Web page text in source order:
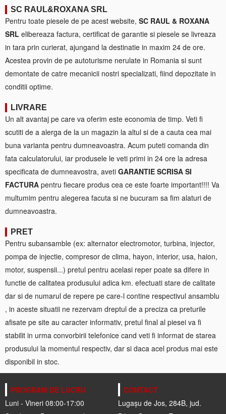
SC RAUL&ROXANA SRL
Pentru toate piesele de pe acest website, SC RAUL & ROXANA
SRL elibereaza factura, certificat de garantie si piesele se livreaza
in tara prin curierat, ajungand la destinatie in maxim 24 de ore.
Acestea provin de pe autoturisme nerulate in Romania si sunt
demontate de catre mecanicii nostri specializati, fiind depozitate in
conditii optime.
LIVRARE
Un alt avantaj pe care va oferim este economia de timp. Veti fi
scutiti de a alerga de la un magazin la altul si de a cauta cea mai
buna varianta pentru dumneavoastra. Acum puteti comanda din
fata calculatorului, iar produsele le veti primi in 24 ore la adresa
specificata de dumneavostra, aveti GARANTIE SCRISA SI
FACTURA pentru fiecare produs cea ce este foarte important!!!! Va
multumim pentru alegerea facuta si ne bucuram sa fim alaturi de
dumneavoastra.
PRET
Pentru subansamble (ex: alternator electromotor, turbina, injector,
pompa de injectie, compresor de clima, hayon, interior, usa, haion,
motor, suspensii...) pretul pentru acelasi reper poate sa difere in
functie de calitatea produsului adica km. efectuati stare de calitate
dar si de numarul de repere pe care-l contine respectivul ansamblu
, in aceste situatii ne rezervam dreptul de a preciza ca preturile
afisate pe site au caracter informativ, pretul final al piesei va fi
stabilit in urma convorbirii telefonice cand veti fi informat de starea
produsului la momentul respectiv, dar si daca acel produs mai este
disponibil in stoc.
PROGRAM DE LUCRU
Luni - Vineri 08:00-17:00
CONTACT
Lugașu de Jos, 284B, jud.